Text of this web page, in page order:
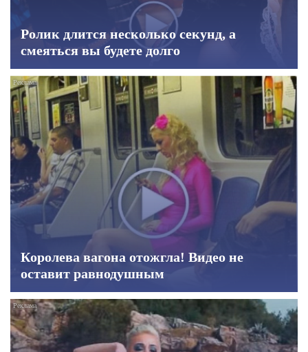
Ролик длится несколько секунд, а
смеяться вы будете долго
Королева вагона отожгла! Видео не
оставит равнодушным